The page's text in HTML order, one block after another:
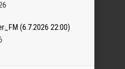
(6.7.2026 22:00)